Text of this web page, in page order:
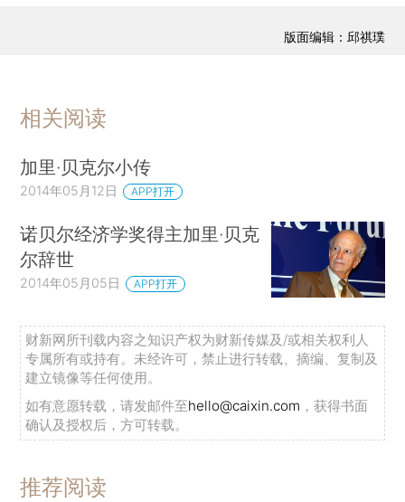
版面编辑：邱祺璞
相关阅读
加里·贝克尔小传
2014年05月12日 APP打开
诺贝尔经济学奖得主加里·贝克
尔辞世
2014年05月05日 APP打开
财新网所刊载内容之知识产权为财新传媒及/或相关权利人
专属所有或持有。未经许可，禁止进行转载、摘编、复制及
建立镜像等任何使用。
如有意愿转载，请发邮件至hello@caixin.com ，获得书面
确认及授权后，方可转载。
推荐阅读